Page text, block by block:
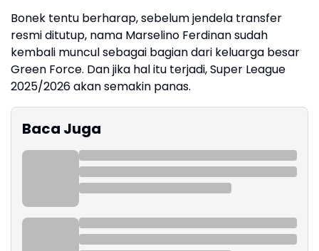
Bonek tentu berharap, sebelum jendela transfer
resmi ditutup, nama Marselino Ferdinan sudah
kembali muncul sebagai bagian dari keluarga besar
Green Force. Dan jika hal itu terjadi, Super League
2025/2026 akan semakin panas.
Baca Juga